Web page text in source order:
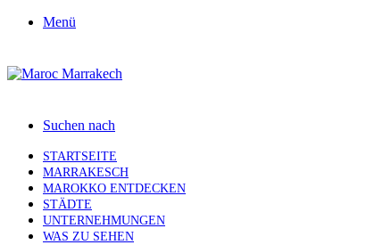
Menü
Suchen nach
STARTSEITE
MARRAKESCH
MAROKKO ENTDECKEN
STÄDTE
UNTERNEHMUNGEN
WAS ZU SEHEN